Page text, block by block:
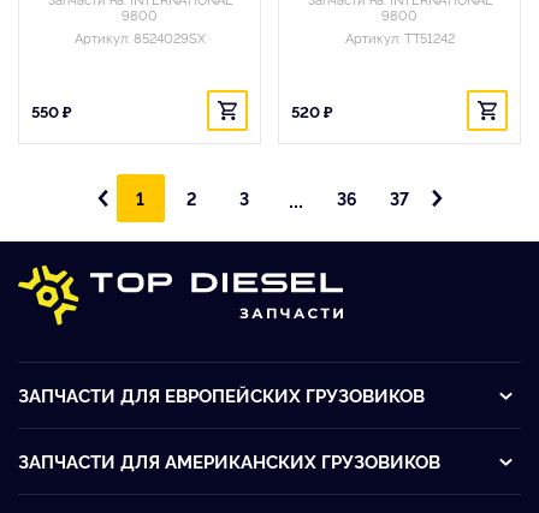
9800
Артикул: 8524029SX
550 ₽
9800
Артикул: TT51242
520 ₽
1 2 3 ... 36 37
ЗАПЧАСТИ ДЛЯ ЕВРОПЕЙСКИХ ГРУЗОВИКОВ
ЗАПЧАСТИ ДЛЯ АМЕРИКАНСКИХ ГРУЗОВИКОВ